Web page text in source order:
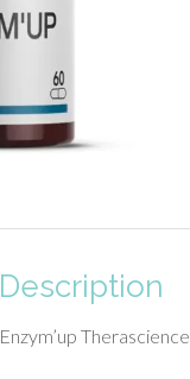
Description
Enzym’up